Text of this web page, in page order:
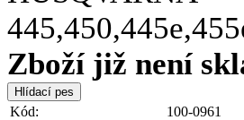
Zboží již není
Kód:
100-0961